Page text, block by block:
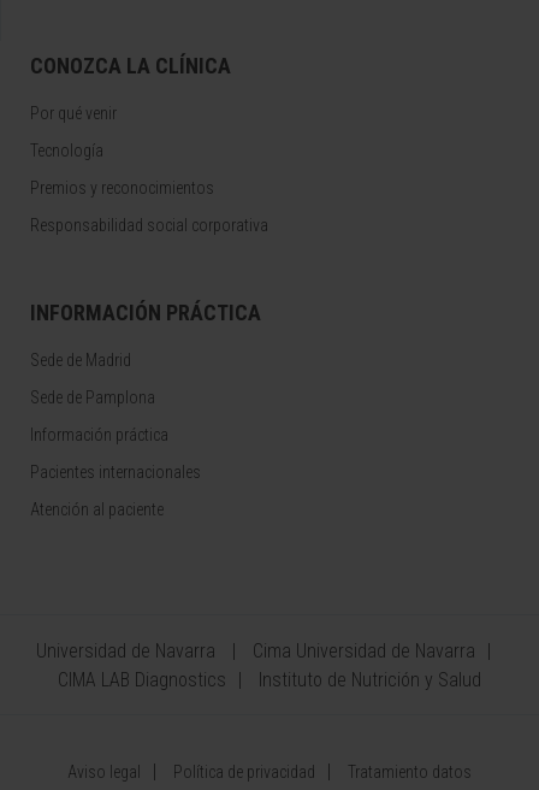
CONOZCA LA CLÍNICA
Por qué venir
Tecnología
Premios y reconocimientos
Responsabilidad social corporativa
INFORMACIÓN PRÁCTICA
Sede de Madrid
Sede de Pamplona
Información práctica
Pacientes internacionales
Atención al paciente
Universidad de Navarra
Cima Universidad de Navarra
CIMA LAB Diagnostics
Instituto de Nutrición y Salud
Aviso legal Política de privacidad
Tratamiento datos